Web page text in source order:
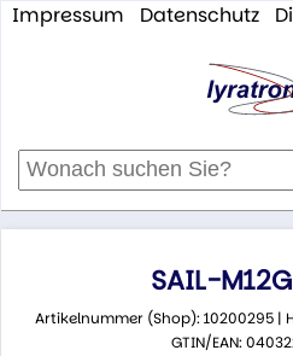
Impressum Datenschutz
SAIL-
Artikelnummer (Shop): 10200295 |
GTIN/EAN: